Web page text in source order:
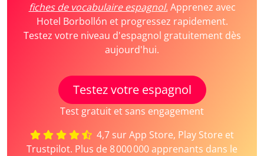
fiches de vocabulaire espagnol.Apprenez avec
Hotel Borbollón et progressez rapidement.
Testez votre niveau d'espagnol gratuitement dès
aujourd'hui.
Testez votre espagnol
Test gratuit et sans engagement
4,7 sur App Store, Play Store et
Trustpilot. Plus de 8 000 000 apprenants dans le